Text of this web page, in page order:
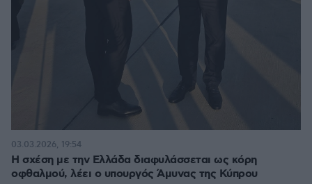
Η σχέση με την Ελλάδα διαφυλάσσεται ως κόρη
οφθαλμού, λέει ο υπουργός Άμυνας της Κύπρου
03.03.2026, 19:54